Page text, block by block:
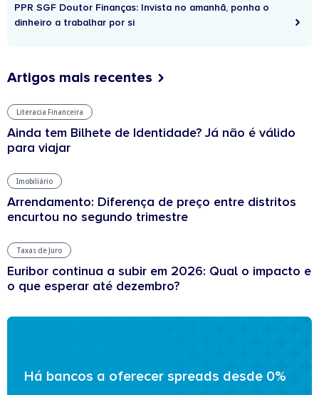
PPR SGF Doutor Finanças: Invista no amanhã, ponha o
dinheiro a trabalhar por si
Artigos mais recentes
Literacia Financeira
Ainda tem Bilhete de Identidade? Já não é válido
para viajar
Imobiliário
Arrendamento: Diferença de preço entre distritos
encurtou no segundo trimestre
Taxas de Juro
Euribor continua a subir em 2026: Qual o impacto e
o que esperar até dezembro?
Há bancos a oferecer spreads desde 0%